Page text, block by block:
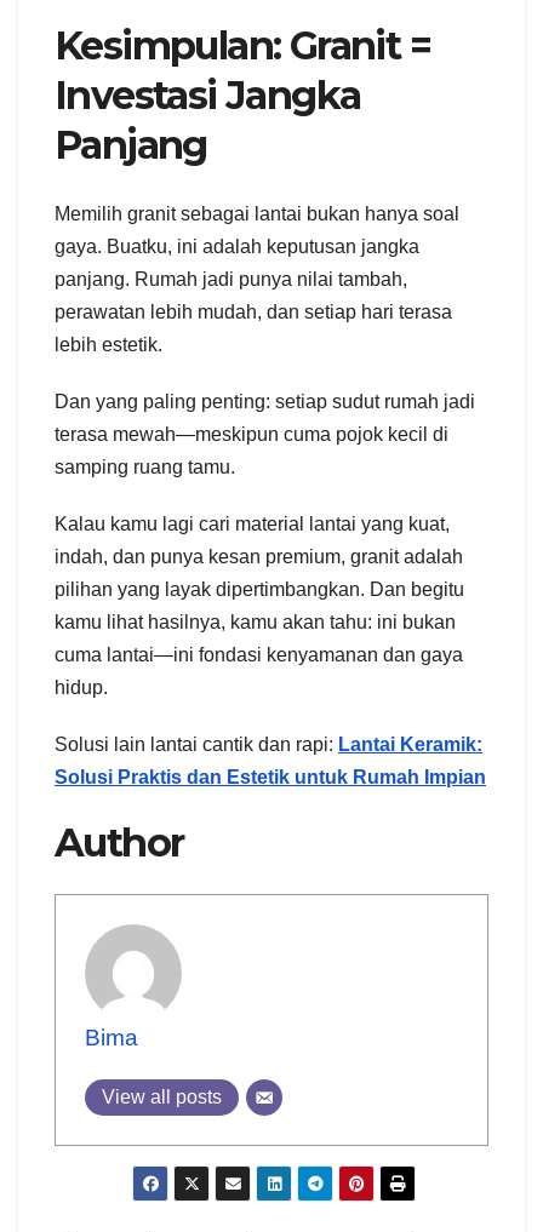
Kesimpulan: Granit =
Investasi Jangka
Panjang
Memilih granit sebagai lantai bukan hanya soal
gaya. Buatku, ini adalah keputusan jangka
panjang. Rumah jadi punya nilai tambah,
perawatan lebih mudah, dan setiap hari terasa
lebih estetik.
Dan yang paling penting: setiap sudut rumah jadi
terasa mewah—meskipun cuma pojok kecil di
samping ruang tamu.
Kalau kamu lagi cari material lantai yang kuat,
indah, dan punya kesan premium, granit adalah
pilihan yang layak dipertimbangkan. Dan begitu
kamu lihat hasilnya, kamu akan tahu: ini bukan
cuma lantai—ini fondasi kenyamanan dan gaya
hidup.
Solusi lain lantai cantik dan rapi: Lantai Keramik:
Solusi Praktis dan Estetik untuk Rumah Impian
Author
Bima
View all posts